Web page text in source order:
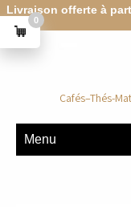
Livraison offerte à
Cafés–Thés-
Menu
0